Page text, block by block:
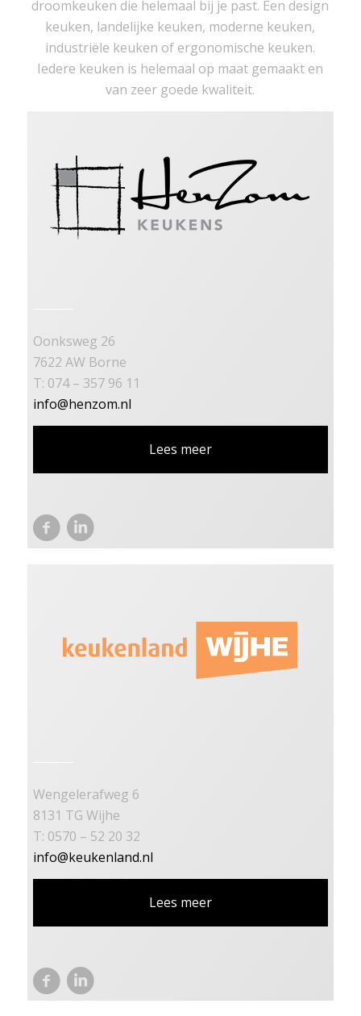
droomkeuken die helemaal bij je past. Een design
keuken, landelijke keuken, moderne keuken,
industriële keuken of ergonomische keuken.
Iedere keuken is helemaal op maat gemaakt en
van zeer goede kwaliteit.
Oonksweg 26
7622 AW Borne
T: 074 – 357 96 11
info@henzom.nl
Lees meer
Wengelerafweg 6
8131 TG Wijhe
T: 0570 – 52 20 32
info@keukenland.nl
Lees meer